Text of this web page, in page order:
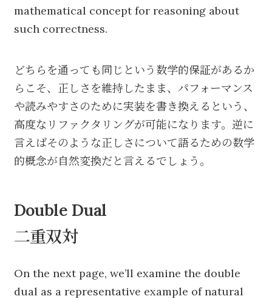
mathematical concept for reasoning about
such correctness.
どちらを通っても同じという数学的保証があるか
らこそ、正しさを維持したまま、パフォーマンス
や読みやすさのために実装を書き換えるという、
高度なリファクタリングが可能になります。逆に
言えばそのような正しさについて語るための数学
的概念が自然変換だと言えるでしょう。
Double Dual
二重双対
On the next page, we’ll examine the double
dual as a representative example of natural